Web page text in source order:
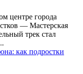
центре города
— Мастерская
трек стал
как подростки